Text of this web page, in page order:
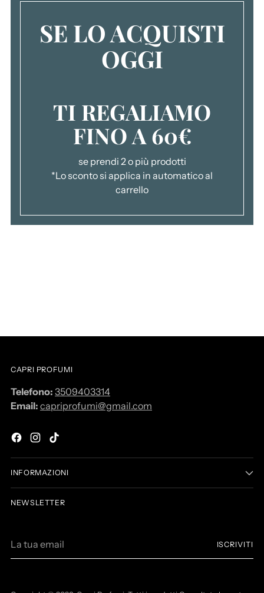
SE LO ACQUISTI
OGGI
TI REGALIAMO
FINO A 60€
se prendi 2 o più prodotti
*Lo sconto si applica in automatico al
carrello
CAPRI PROFUMI
Telefono: 3509403314
Email: capriprofumi@gmail.com
INFORMAZIONI
NEWSLETTER
a
ISCRIVITI